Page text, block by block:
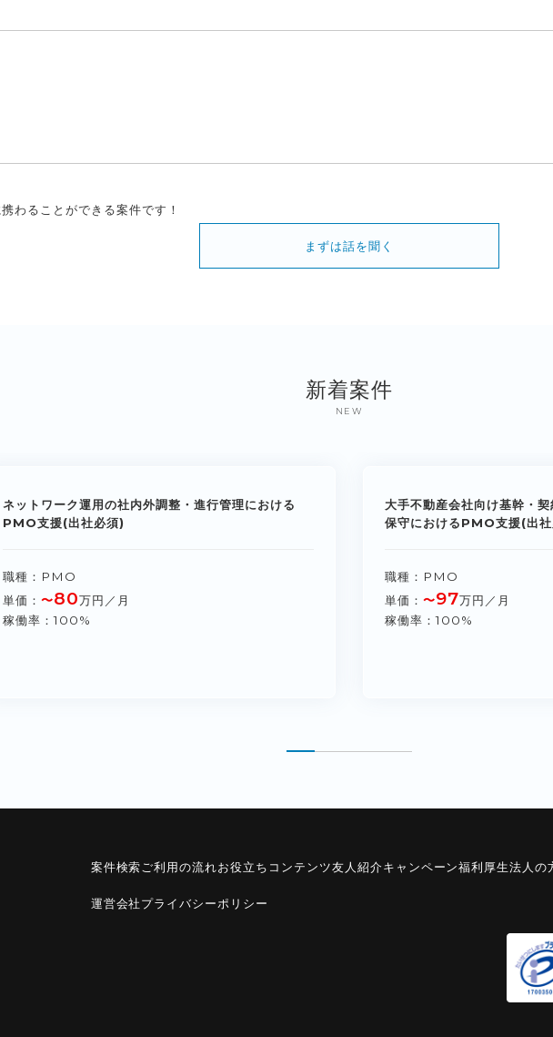
わることができる案件です！
まずは話を聞く
新着案件
NEW
ネットワーク運用の社内外調整・進行管理における
PMO支援(出社必須)
職種
PMO
単価
〜80万円／月
稼働率
100%
大手不動産会社向け基幹・
保守におけるPMO支援(出
職種
PMO
単価
〜97万円／月
稼働率
100%
案件検索 ご利用の流れお役立ちコンテンツ友人紹介キャンペーン福利厚生法人の
運営会社プライバシーポリシー